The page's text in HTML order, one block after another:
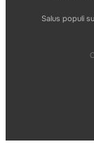
Salus populi